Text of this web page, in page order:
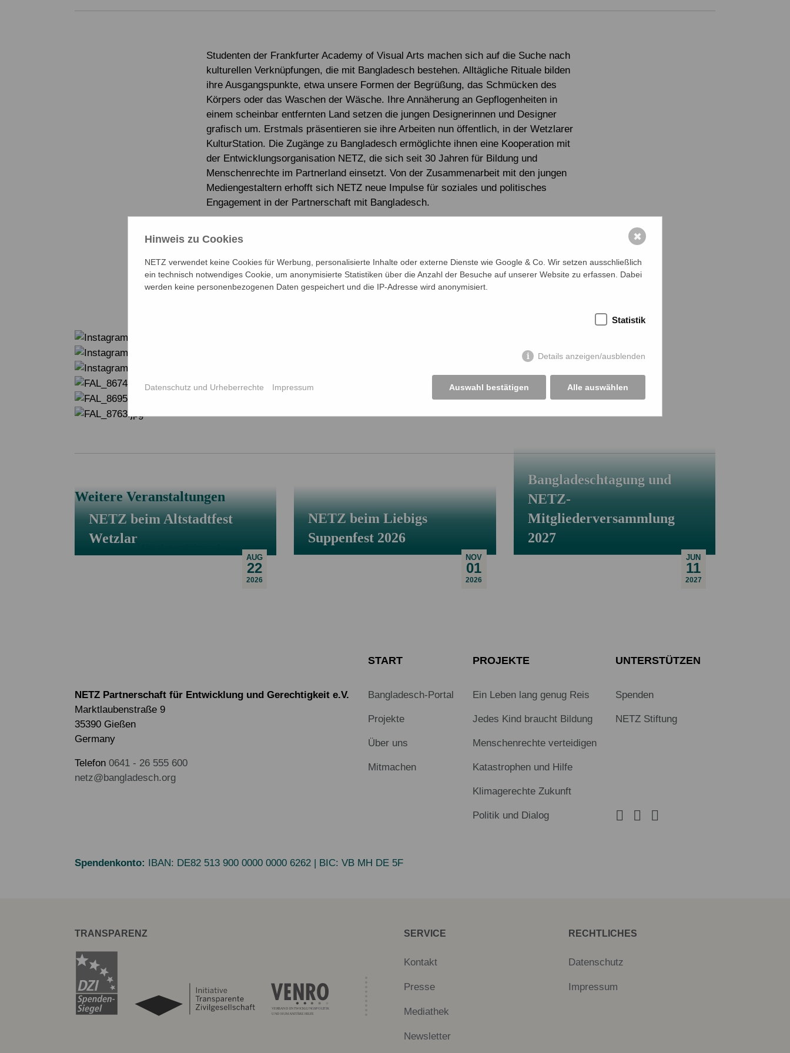
Studenten der Frankfurter Academy of Visual Arts machen sich auf die Suche nach
kulturellen Verknüpfungen, die mit Bangladesch bestehen. Alltägliche Rituale bilden
ihre Ausgangspunkte, etwa unsere Formen der Begrüßung, das Schmücken des
Körpers oder das Waschen der Wäsche. Ihre Annäherung an Gepflogenheiten in
einem scheinbar entfernten Land setzen die jungen Designerinnen und Designer
grafisch um. Erstmals präsentieren sie ihre Arbeiten nun öffentlich, in der Wetzlarer
KulturStation. Die Zugänge zu Bangladesch ermöglichte ihnen eine Kooperation mit
der Entwicklungsorganisation NETZ, die sich seit 30 Jahren für Bildung und
Menschenrechte im Partnerland einsetzt. Von der Zusammenarbeit mit den jungen
Mediengestaltern erhofft sich NETZ neue Impulse für soziales und politisches
Engagement in der Partnerschaft mit Bangladesch.
(Lahnstraße 9) statt. Tomaso Carnetto, der künstlerische Leiter der Academy of
Visual Arts, und NETZ-Geschäftsführer Peter Dietzel werden in die Ausstellung
einführen. Stadtrat Thomas Heyer wir das Grußwort des Magistrats der Stadt Wetzlar
sprechen. Die Werke sind bis zum 30. April ausgestellt. Der Eintritt ist frei.
Weitere Veranstaltungen
AUG
22
2026
NETZ beim Altstadtfest
Wetzlar
NOV
01
2026
NETZ beim Liebigs
Suppenfest 2026
JUN
11
2027
Bangladeschtagung und
NETZ-
Mitgliederversammlung
2027
NETZ Partnerschaft für Entwicklung und Gerechtigkeit e.V.
Marktlaubenstraße 9
35390 Gießen
Germany
Telefon 0641 - 26 555 600
netz@bangladesch.org
START
Bangladesch-Portal
Projekte
Über uns
Mitmachen
PROJEKTE
Ein Leben lang genug Reis
Jedes Kind braucht Bildung
Menschenrechte verteidigen
Katastrophen und Hilfe
Klimagerechte Zukunft
Politik und Dialog
UNTERSTÜTZEN
Spenden
NETZ Stiftung
Spendenkonto: IBAN: DE82 513 900 0000 0000 6262 | BIC: VB MH DE 5F
TRANSPARENZ SERVICE
Kontakt
Presse
Mediathek
Newsletter
RECHTLICHES
Datenschutz
Impressum
Hinweis zu Cookies
NETZ verwendet keine Cookies für Werbung, personalisierte Inhalte oder externe Dienste wie Google & Co. Wir setzen ausschließlich
ein technisch notwendiges Cookie, um anonymisierte Statistiken über die Anzahl der Besuche auf unserer Website zu erfassen. Dabei
werden keine personenbezogenen Daten gespeichert und die IP-Adresse wird anonymisiert.
Statistik
Details anzeigen/ausblenden
Auswahl bestätigen Alle auswählen
Datenschutz und Urheberrechte Impressum
✖